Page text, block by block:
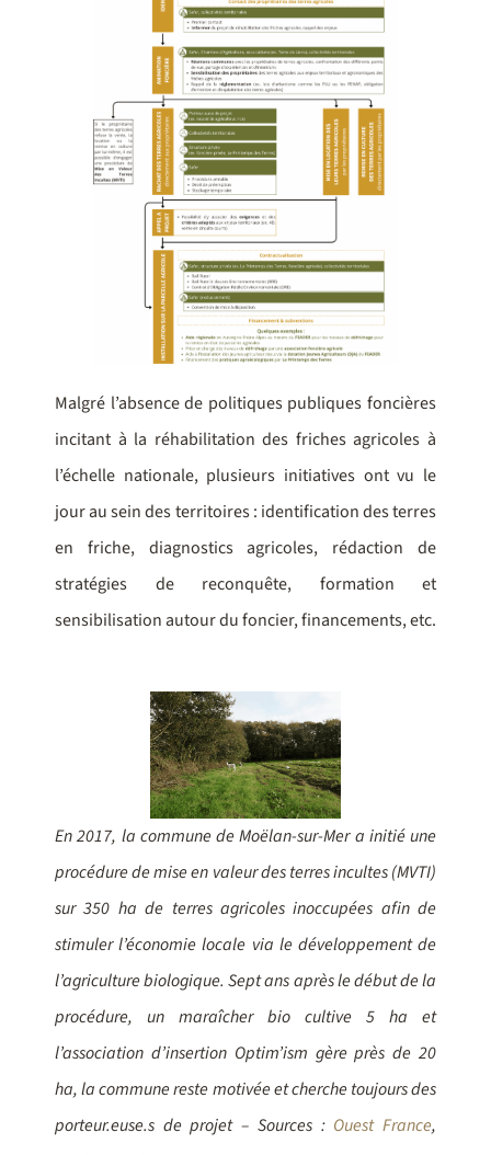
Malgré l’absence de politiques publiques foncières
incitant à la réhabilitation des friches agricoles à
l’échelle nationale, plusieurs initiatives ont vu le
jour au sein des territoires : identification des terres
en friche, diagnostics agricoles, rédaction de
stratégies de reconquête, formation et
sensibilisation autour du foncier, financements, etc.
En 2017, la commune de Moëlan-sur-Mer a initié une
procédure de mise en valeur des terres incultes (MVTI)
sur 350 ha de terres agricoles inoccupées afin de
stimuler l’économie locale via le développement de
l’agriculture biologique. Sept ans après le début de la
procédure, un maraîcher bio cultive 5 ha et
l’association d’insertion Optim’ism gère près de 20
ha, la commune reste motivée et cherche toujours des
porteur.euse.s de projet – Sources : Ouest France,